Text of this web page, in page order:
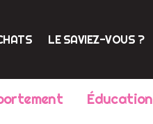
LE SAVIEZ-VOUS ?
Éducation